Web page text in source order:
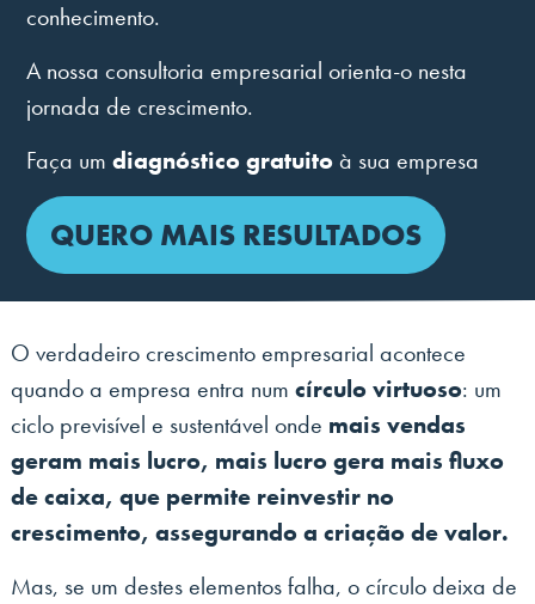
conhecimento.
A nossa consultoria empresarial orienta-o nesta
jornada de crescimento.
Faça umdiagnóstico gratuitoà sua empresa
QUERO MAIS RESULTADOS
O verdadeiro crescimento empresarial acontece
quando a empresa entra num círculo virtuoso: um
ciclo previsível e sustentável onde mais vendas
geram mais lucro, mais lucro gera mais fluxo
de caixa, que permite reinvestir no
crescimento, assegurando a criação de valor.
Mas, se um destes elementos falha, o círculo deixa de